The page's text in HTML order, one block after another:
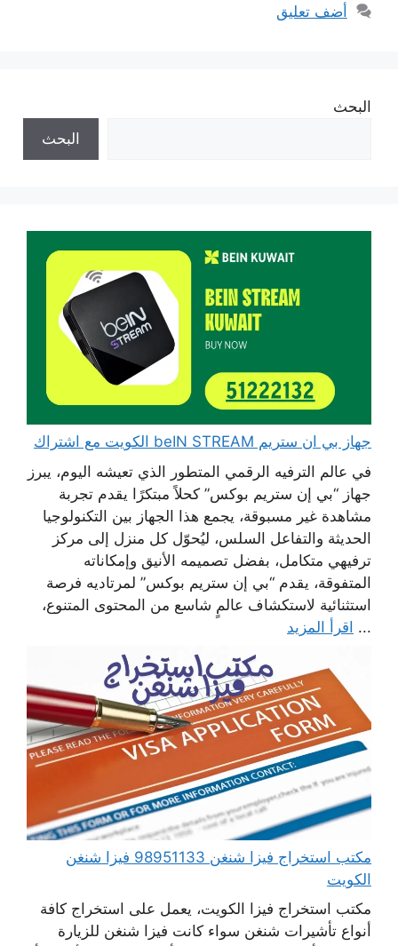
أضف تعليق
البحث
البحث
جهاز بي ان ستريم beIN STREAM الكويت مع اشتراك
في عالم الترفيه الرقمي المتطور الذي تعيشه اليوم، يبرز
جهاز “بي إن ستريم بوكس” كحلاً مبتكرًا يقدم تجربة
مشاهدة غير مسبوقة، يجمع هذا الجهاز بين التكنولوجيا
الحديثة والتفاعل السلس، ليُحوّل كل منزل إلى مركز
ترفيهي متكامل، بفضل تصميمه الأنيق وإمكاناته
المتفوقة، يقدم “بي إن ستريم بوكس” لمرتاديه فرصة
استثنائية لاستكشاف عالمٍ شاسع من المحتوى المتنوع،
... اقرأ المزيد
مكتب استخراج فيزا شنغن 98951133 فيزا شنغن
الكويت
مكتب استخراج فيزا الكويت، يعمل على استخراج كافة
أنواع تأشيرات شنغن سواء كانت فيزا شنغن للزيارة